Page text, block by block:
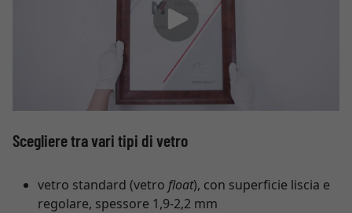
Scegliere tra vari tipi di vetro
vetro standard (vetro float), con superficie liscia e
regolare, spessore 1,9-2,2 mm